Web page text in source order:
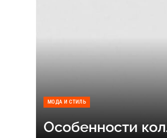
МОДА И СТИЛЬ
Особенности